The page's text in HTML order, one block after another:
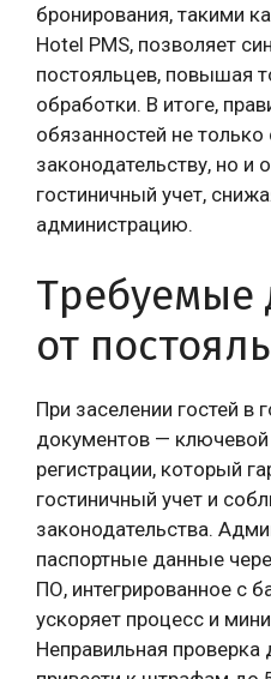
бронирования, такими
Hotel PMS, позволяет
постояльцев, повышая
обработки. В итоге,
обязанностей не только
законодательству, но и
гостиничный учет,
администрацию.
Требуемые
от
При заселении гостей в
документов — ключевой
регистрации, который
гостиничный учет и
законодательства.
паспортные данные
ПО, интегрированное с
ускоряет процесс и
Неправильная